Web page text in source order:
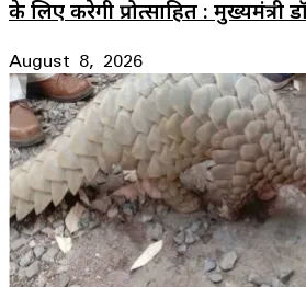
के लिए करेगी प्रोत्साहित : मुख्यमंत्री
August 8, 2026